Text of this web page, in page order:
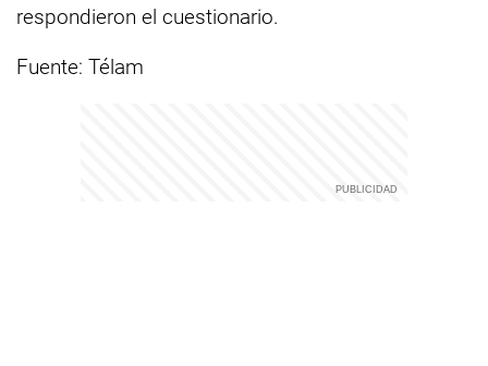
respondieron el cuestionario.
Fuente: Télam